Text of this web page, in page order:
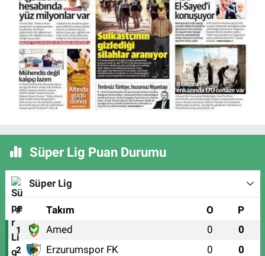
Süper Lig Puan Durumu
Süper Lig
# Takım O P
1 Amed 0 0
2 Erzurumspor FK 0 0